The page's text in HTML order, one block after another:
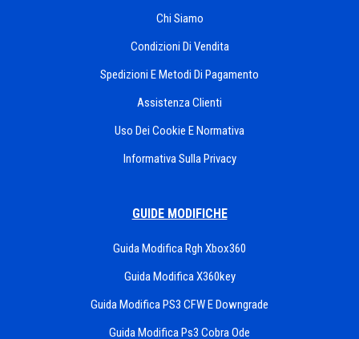
Chi Siamo
Condizioni Di Vendita
Spedizioni E Metodi Di Pagamento
Assistenza Clienti
Uso Dei Cookie E Normativa
Informativa Sulla Privacy
GUIDE MODIFICHE
Guida Modifica Rgh Xbox360
Guida Modifica X360key
Guida Modifica PS3 CFW E Downgrade
Guida Modifica Ps3 Cobra Ode